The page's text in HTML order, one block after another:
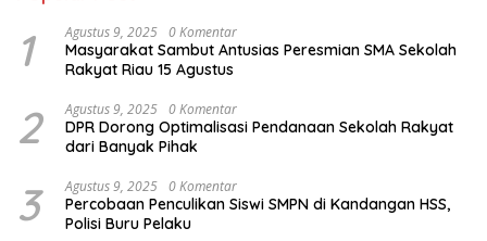
1 Agustus 9, 2025 0 Komentar
Masyarakat Sambut Antusias Peresmian SMA Sekolah
Rakyat Riau 15 Agustus
2 Agustus 9, 2025 0 Komentar
DPR Dorong Optimalisasi Pendanaan Sekolah Rakyat
dari Banyak Pihak
3 Agustus 9, 2025 0 Komentar
Percobaan Penculikan Siswi SMPN di Kandangan HSS,
Polisi Buru Pelaku